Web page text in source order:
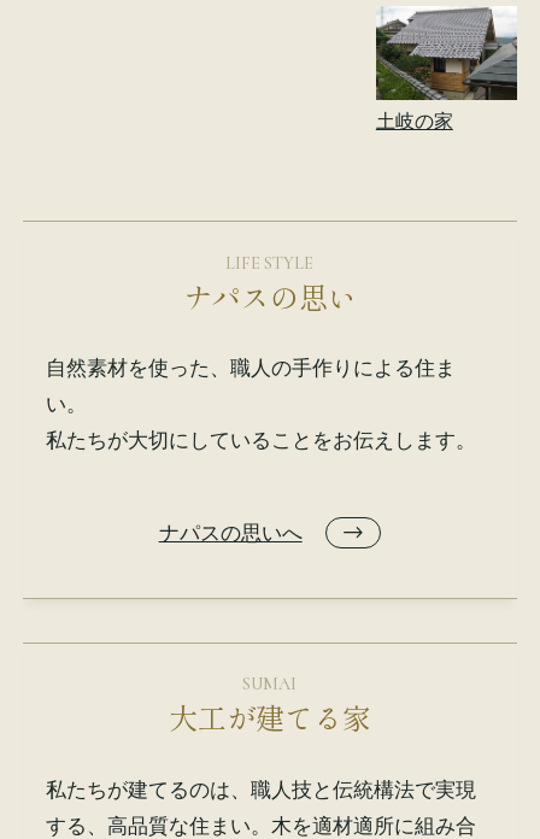
土岐の家
LIFE STYLE
ナパスの思い
自然素材を使った、職人の手作りによる住ま
い。
私たちが大切にしていることをお伝えします。
ナパスの思いへ
SUMAI
大工が建てる家
私たちが建てるのは、職人技と伝統構法で実現
する、高品質な住まい。木を適材適所に組み合